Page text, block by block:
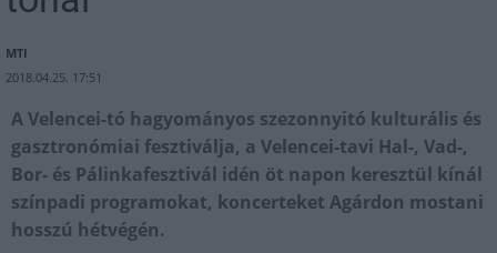
MTI
2018.04.25. 17:51
A Velencei-tó hagyományos szezonnyitó kulturális és
gasztronómiai fesztiválja, a Velencei-tavi Hal-, Vad-,
Bor- és Pálinkafesztivál idén öt napon keresztül kínál
színpadi programokat, koncerteket Agárdon mostani
hosszú hétvégén.